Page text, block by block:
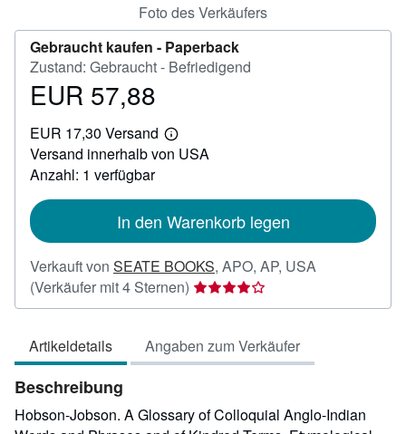
Foto des Verkäufers
Gebraucht kaufen - Paperback
Zustand: Gebraucht - Befriedigend
Preis
57,88
EUR 57,88
EUR 17,30 Versand
Weitere
Informationen
Versand innerhalb von USA
Anzahl: 1 verfügbar
In den Warenkorb legen
Verkauft von SEATE BOOKS, APO, AP, USA
(Verkäufer mit 4 Sternen) Verkäuferbewertung
4
5
Sternen
Artikeldetails Angaben zum Verkäufer
Beschreibung
Hobson-Jobson. A Glossary of Colloquial Anglo-Indian